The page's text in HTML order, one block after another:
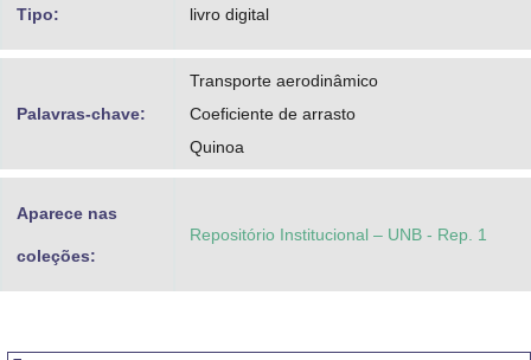
Tipo: livro digital
Palavras-chave:
Transporte aerodinâmico
Coeficiente de arrasto
Quinoa
Aparece nas
coleções:
Repositório Institucional – UNB - Rep. 1